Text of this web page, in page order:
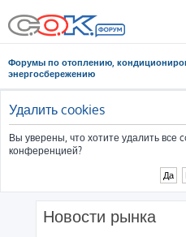
Форумы по отоплению,
энергосбережению
Удалить cookies
Вы уверены, что хотите удалить все
конференцией?
Новости рынка